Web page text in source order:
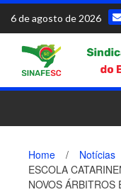
Skip
content
6 de agosto de 2026
Home / Notícias
ESCOLA
NOVOS